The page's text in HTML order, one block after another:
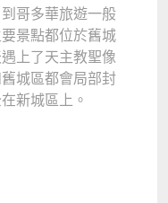
哥多華旅遊一般
景點都位於舊城
上了天主教聖像
城區都會局部封
新城區上。